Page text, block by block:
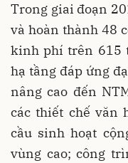
Trong giai đoạn
và hoàn thành 48
kinh phí trên 615
hạ tầng đáp ứng
nâng cao đến
các thiết chế văn
cầu sinh hoạt
vùng cao; công